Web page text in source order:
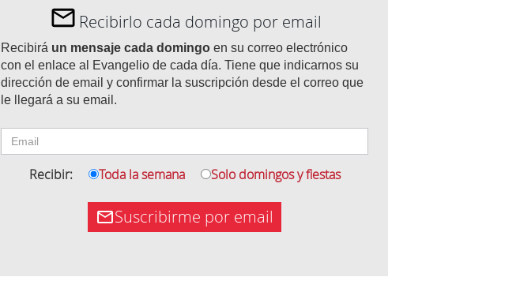
Recibirlo cada domingo por email
Recibirá un mensaje cada domingo en su correo electrónico
con el enlace al Evangelio de cada día. Tiene que indicarnos su
dirección de email y confirmar la suscripción desde el correo que
le llegará a su email.
Recibir: Toda la semana Solo domingos y fiestas
Suscribirme por email